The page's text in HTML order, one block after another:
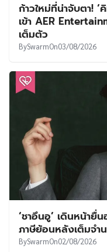
ก้าวใหม่ที่น่าจับตา!
เข้า AER
เต็มตัว
BySwarmOn03/08/2026
‘ชาอึนอู’ เดินหน้ายื่
ภาษีย้อนหลังเต็มจำ
BySwarmOn02/08/2026